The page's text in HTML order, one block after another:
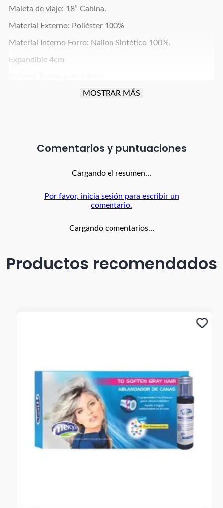
Maleta de viaje: 18” Cabina.
Material Externo: Poliéster 100%
Material Interno Forro: Nailon Sintético 100%.
Expandible 4cm
4 ruedas que giran 360°.
Maleta 18" 51 cm aprox. x 32 cm aprox. 24 cm aprox.
Ref. M005 18"
MOSTRAR MÁS
Comentarios
Cargando el resumen…
Por favor, inicia sesión para escribir un
comentario.
Cargando comentarios…
Productos recomendados